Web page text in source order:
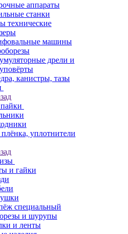
аппараты
станки
технические
машины
дрели и
канистры, тазы
уплотнители
и гайки
специальный
и шурупы
и ленты